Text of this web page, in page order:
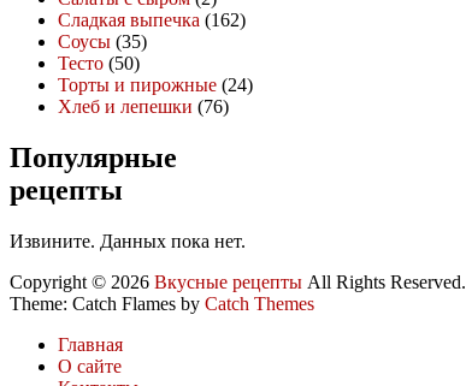
Сладкая выпечка (162)
Соусы (35)
Тесто (50)
Торты и пирожные (24)
Хлеб и лепешки (76)
Популярные
рецепты
Извините. Данных пока нет.
Copyright © 2026 Вкусные рецепты All Rights Reserved.
Theme: Catch Flames by Catch Themes
Главная
О сайте